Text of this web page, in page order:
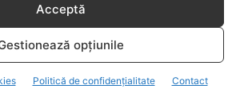
Acceptă
opțiunile
Politică de confidențialitate Contact
Donald Trump pentru Zelenski schimbă
„Și noi vrem rachete”
e România de adoptarea euro.